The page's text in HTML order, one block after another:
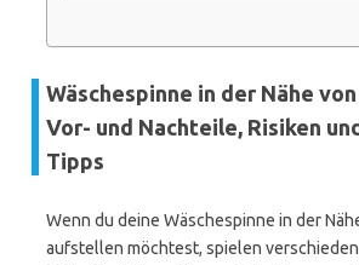
Wäschespinne in der Nähe
Vor- und Nachteile, Risiken
Tipps
Wenn du deine Wäschespinne in der
aufstellen möchtest, spielen